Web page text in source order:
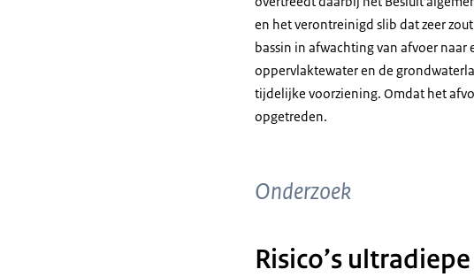
en het verontreinigd slib dat zeer
bassin in afwachting van afvoer
oppervlaktewater en de
tijdelijke voorziening. Omdat het
opgetreden.
Onderzoek
Risico’s